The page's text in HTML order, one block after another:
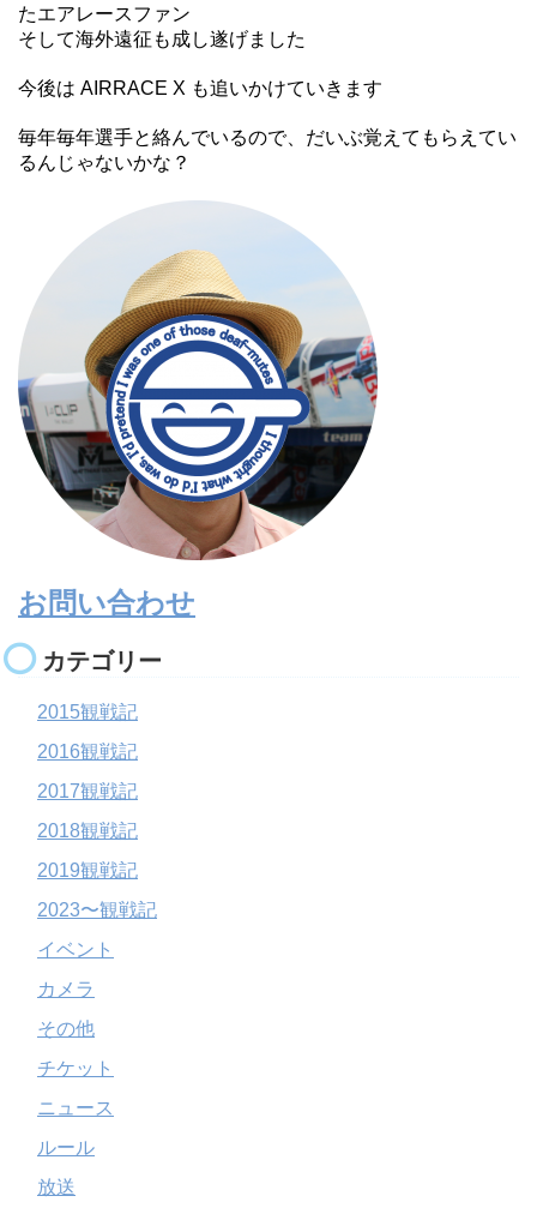
たエアレースファン
そして海外遠征も成し遂げました
今後は AIRRACE X も追いかけていきます
毎年毎年選手と絡んでいるので、だいぶ覚えてもらえてい
るんじゃないかな？
お問い合わせ
カテゴリー
2015観戦記
2016観戦記
2017観戦記
2018観戦記
2019観戦記
2023〜観戦記
イベント
カメラ
その他
チケット
ニュース
ルール
放送